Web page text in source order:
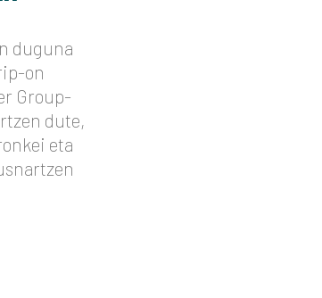
duguna
on
Group-
dute,
eta